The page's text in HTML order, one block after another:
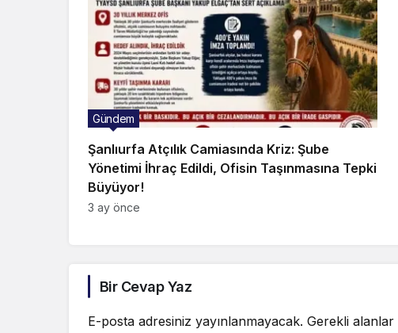
Şanlıurfa Atçılık Camiasında Kriz: Şube
Yönetimi İhraç Edildi, Ofisin Taşınmasına Tepki
Büyüyor!
Gündem
3 ay önce
Bir Cevap Yaz
E-posta adresiniz yayınlanmayacak. Gerekli alanlar